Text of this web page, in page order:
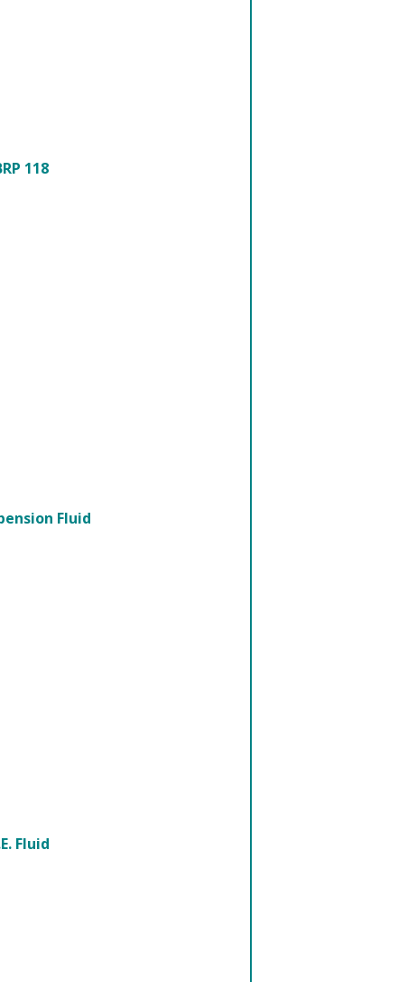
118
Fluid
Fluid